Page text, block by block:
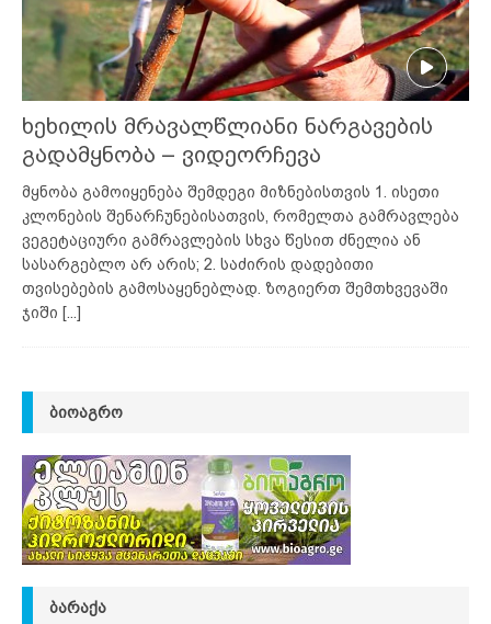
ხეხილის მრავალწლიანი ნარგავების
გადამყნობა – ვიდეორჩევა
მყნობა გამოიყენება შემდეგი მიზნებისთვის 1. ისეთი
კლონების შენარჩუნებისათვის, რომელთა გამრავლება
ვეგეტაციური გამრავლების სხვა წესით ძნელია ან
სასარგებლო არ არის; 2. საძირის დადებითი
თვისებების გამოსაყენებლად. ზოგიერთ შემთხვევაში
ჯიში [...]
ᲑᲘᲝᲐᲒᲠᲝ
ᲑᲐᲠᲐᲥᲐ